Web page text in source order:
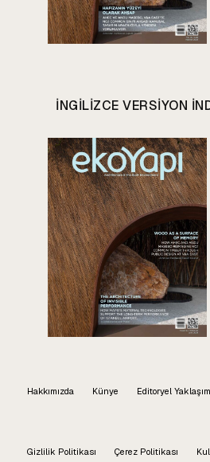
INGILIZCE VERSIYON
Hakkımızda Künye Editoryel Yaklaşım
Gizlilik Politikası Çerez Politikası